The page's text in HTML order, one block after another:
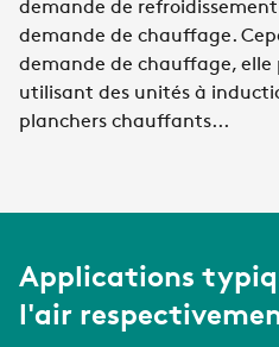
demande de
demande de chauffage.
demande de chauffage,
utilisant des unités à
planchers chauffants...
Applications
l'air